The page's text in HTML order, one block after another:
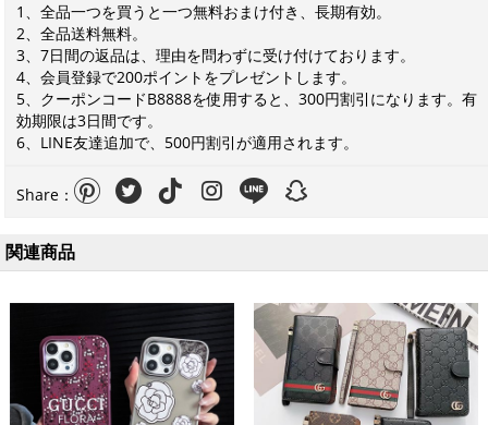
1、全品一つを買うと一つ無料おまけ付き、長期有効。
2、全品送料無料。
3、7日間の返品は、理由を問わずに受け付けております。
4、会員登録で200ポイントをプレゼントします。
5、クーポンコードB8888を使用すると、300円割引になります。有
効期限は3日間です。
6、LINE友達追加で、500円割引が適用されます。
Share：
関連商品